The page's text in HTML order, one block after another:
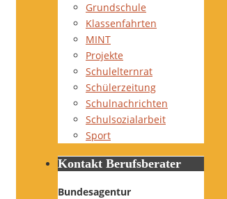
Grundschule
Klassenfahrten
MINT
Projekte
Schulelternrat
Schülerzeitung
Schulnachrichten
Schulsozialarbeit
Sport
Kontakt Berufsberater
Bundesagentur